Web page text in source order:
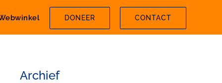
DONEER CONTACT
Archief